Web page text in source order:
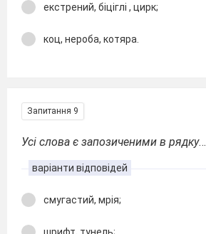
екстрений, біціглі , цирк;
коц, нероба, котяра.
Запитання 9
Усі слова є запозиченими в рядку…
варіанти відповідей
смугастий, мрія;
шрифт, тунель;